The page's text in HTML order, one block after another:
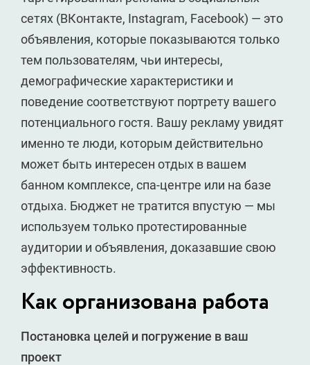
сетях (ВКонтакте, Instagram, Facebook) — это
объявления, которые показываются только
тем пользователям, чьи интересы,
демографические характеристики и
поведение соответствуют портрету вашего
потенциального гостя. Вашу рекламу увидят
именно те люди, которым действительно
может быть интересен отдых в вашем
банном комплексе, спа-центре или на базе
отдыха. Бюджет не тратится впустую — мы
используем только протестированные
аудитории и объявления, доказавшие свою
эффективность.
Как организована работа
Постановка целей и погружение в ваш
проект